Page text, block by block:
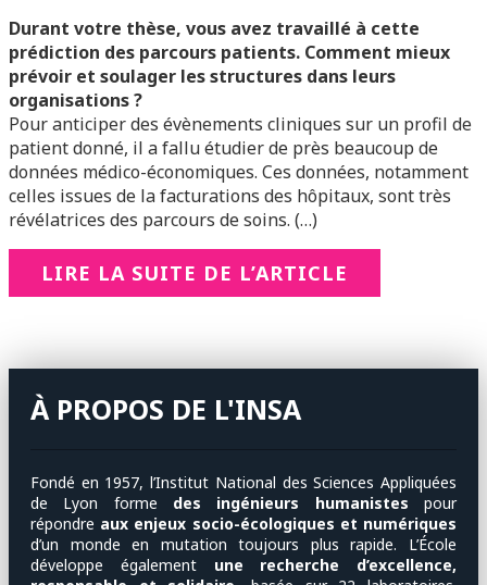
Durant votre thèse, vous avez travaillé à cette
prédiction des parcours patients. Comment mieux
prévoir et soulager les structures dans leurs
organisations ?
Pour anticiper des évènements cliniques sur un profil de
patient donné, il a fallu étudier de près beaucoup de
données médico-économiques. Ces données, notamment
celles issues de la facturations des hôpitaux, sont très
révélatrices des parcours de soins. (…)
LIRE LA SUITE DE L’ARTICLE
À PROPOS DE L'INSA
Fondé en 1957, l’Institut National des Sciences Appliquées
de Lyon forme des ingénieurs humanistes pour
répondre aux enjeux socio-écologiques et numériques
d’un monde en mutation toujours plus rapide. L’École
développe également une recherche d’excellence,